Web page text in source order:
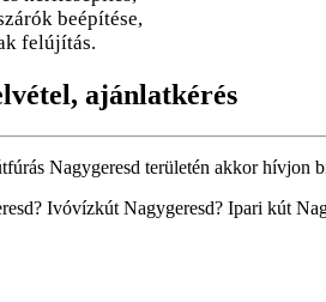
beépítése,
felújítás.
ajánlatkérés
Nagygeresd területén akkor hívjon
Ivóvízkút Nagygeresd? Ipari kút